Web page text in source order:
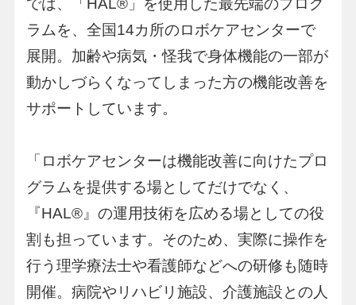
では、「HAL®︎」を使用した最先端のプログ
ラムを、全国14カ所のロボケアセンターで
展開。加齢や病気・怪我で身体機能の一部が
動かしづらくなってしまった方の機能改善を
サポートしています。
「ロボケアセンターは機能改善に向けたプロ
グラムを提供する場としてだけでなく、
『HAL®︎』の運用技術を広める場としての役
割も担っています。そのため、実際に操作を
行う理学療法士や看護師などへの研修も随時
開催。病院やリハビリ施設、介護施設との人